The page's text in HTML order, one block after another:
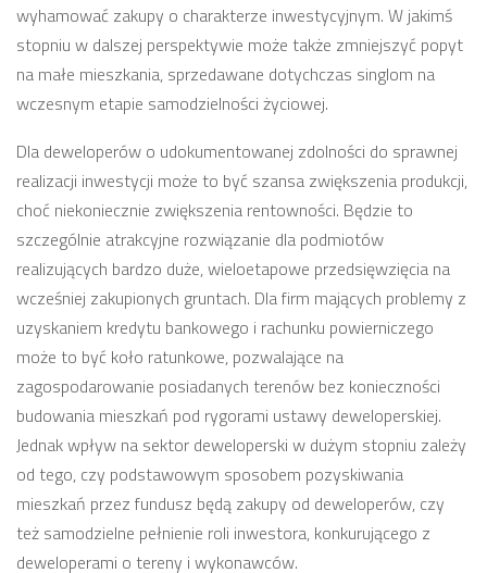
wyhamować zakupy o charakterze inwestycyjnym. W jakimś
stopniu w dalszej perspektywie może także zmniejszyć popyt
na małe mieszkania, sprzedawane dotychczas singlom na
wczesnym etapie samodzielności życiowej.
Dla deweloperów o udokumentowanej zdolności do sprawnej
realizacji inwestycji może to być szansa zwiększenia produkcji,
choć niekoniecznie zwiększenia rentowności. Będzie to
szczególnie atrakcyjne rozwiązanie dla podmiotów
realizujących bardzo duże, wieloetapowe przedsięwzięcia na
wcześniej zakupionych gruntach. Dla firm mających problemy z
uzyskaniem kredytu bankowego i rachunku powierniczego
może to być koło ratunkowe, pozwalające na
zagospodarowanie posiadanych terenów bez konieczności
budowania mieszkań pod rygorami ustawy deweloperskiej.
Jednak wpływ na sektor deweloperski w dużym stopniu zależy
od tego, czy podstawowym sposobem pozyskiwania
mieszkań przez fundusz będą zakupy od deweloperów, czy
też samodzielne pełnienie roli inwestora, konkurującego z
deweloperami o tereny i wykonawców.